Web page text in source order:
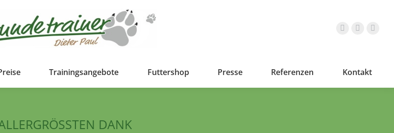
Trainingsangebote Futtershop Presse Referenzen Kontakt
DANK